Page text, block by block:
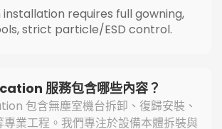
requires full gowning,
strict particle/ESD control.
服務包含哪些內容？
包含無塵室機台拆卸、復歸安裝、
專業工程。我們專注於設備本體拆裝與